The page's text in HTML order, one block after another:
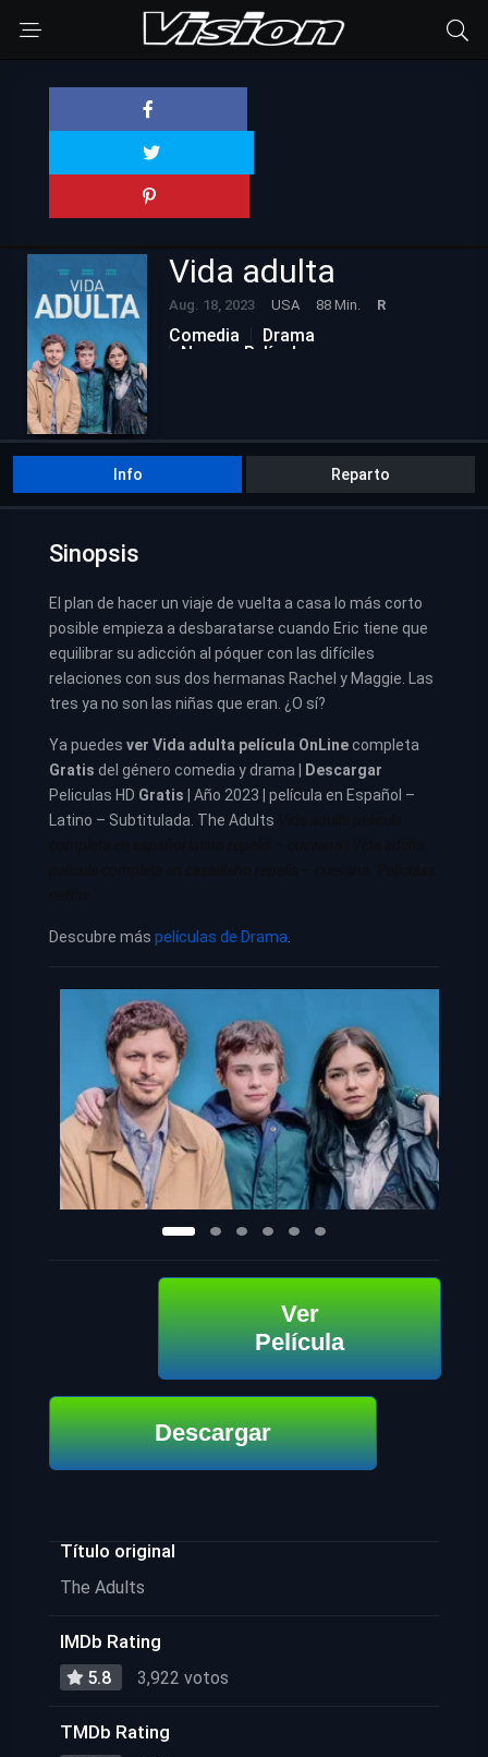
Vida adulta
Aug. 18, 2023 USA 88 Min. R
Comedia
Drama
Nuevas Películas
Info Reparto
Sinopsis
El plan de hacer un viaje de vuelta a casa lo más corto
posible empieza a desbaratarse cuando Eric tiene que
equilibrar su adicción al póquer con las difíciles
relaciones con sus dos hermanas Rachel y Maggie. Las
tres ya no son las niñas que eran. ¿O sí?
Ya puedes ver Vida adulta película OnLinecompleta
Gratis del género comedia y drama |
Descargar
Peliculas HD Gratis | Año 2023 | película en Español –
Latino – Subtitulada. The Adults
Descubre más películas de Drama
Ver
Película
Descargar
Título original
The Adults
IMDb Rating
5.8 3,922 votos
TMDb Rating